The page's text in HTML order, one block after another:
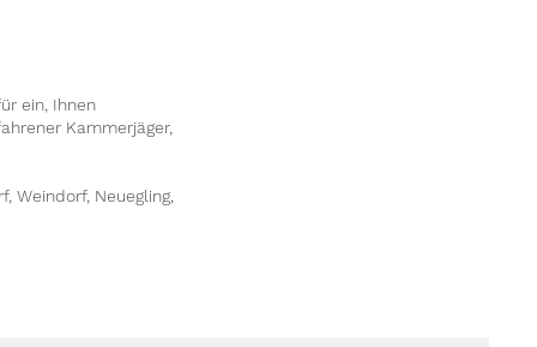
ein, Ihnen
Kammerjäger,
Weindorf, Neuegling,